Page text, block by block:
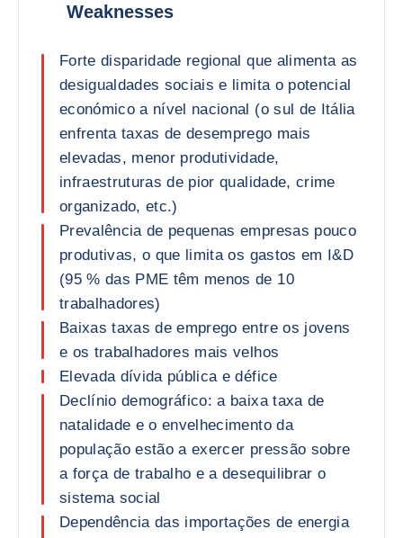
Weaknesses
Forte disparidade regional que alimenta as
desigualdades sociais e limita o potencial
económico a nível nacional (o sul de Itália
enfrenta taxas de desemprego mais
elevadas, menor produtividade,
infraestruturas de pior qualidade, crime
organizado, etc.)
Prevalência de pequenas empresas pouco
produtivas, o que limita os gastos em I&D
(95 % das PME têm menos de 10
trabalhadores)
Baixas taxas de emprego entre os jovens
e os trabalhadores mais velhos
Elevada dívida pública e défice
Declínio demográfico: a baixa taxa de
natalidade e o envelhecimento da
população estão a exercer pressão sobre
a força de trabalho e a desequilibrar o
sistema social
Dependência das importações de energia